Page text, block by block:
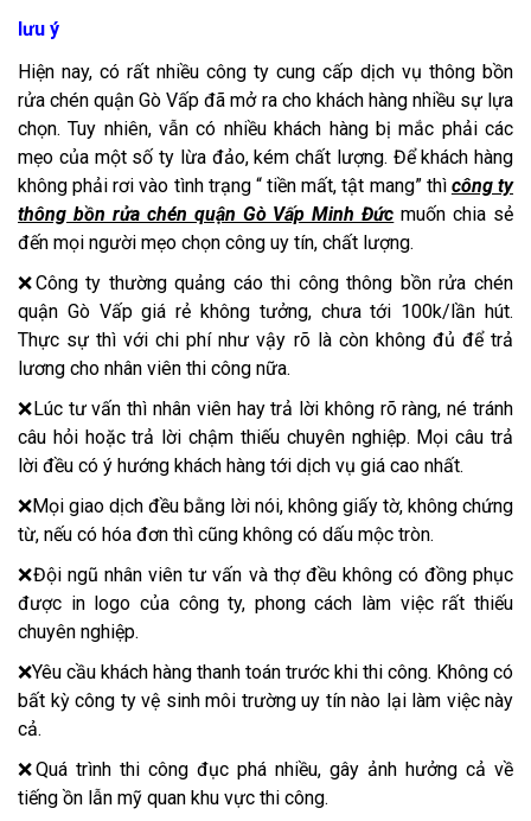
lưu ý
Hiện nay, có rất nhiều công ty cung cấp dịch vụ thông bồn
rửa chén quận Gò Vấp đã mở ra cho khách hàng nhiều sự lựa
chọn. Tuy nhiên, vẫn có nhiều khách hàng bị mắc phải các
mẹo của một số ty lừa đảo, kém chất lượng. Để khách hàng
không phải rơi vào tình trạng “ tiền mất, tật mang” thì công ty
thông bồn rửa chén quận Gò Vấp Minh Đức muốn chia sẻ
đến mọi người mẹo chọn công uy tín, chất lượng.
❌Công ty thường quảng cáo thi công thông bồn rửa chén
quận Gò Vấp giá rẻ không tưởng, chưa tới 100k/lần hút.
Thực sự thì với chi phí như vậy rõ là còn không đủ để trả
lương cho nhân viên thi công nữa.
❌Lúc tư vấn thì nhân viên hay trả lời không rõ ràng, né tránh
câu hỏi hoặc trả lời chậm thiếu chuyên nghiệp. Mọi câu trả
lời đều có ý hướng khách hàng tới dịch vụ giá cao nhất.
❌Mọi giao dịch đều bằng lời nói, không giấy tờ, không chứng
từ, nếu có hóa đơn thì cũng không có dấu mộc tròn.
❌Đội ngũ nhân viên tư vấn và thợ đều không có đồng phục
được in logo của công ty, phong cách làm việc rất thiếu
chuyên nghiệp.
❌Yêu cầu khách hàng thanh toán trước khi thi công. Không có
bất kỳ công ty vệ sinh môi trường uy tín nào lại làm việc này
cả.
❌Quá trình thi công đục phá nhiều, gây ảnh hưởng cả về
tiếng ồn lẫn mỹ quan khu vực thi công.